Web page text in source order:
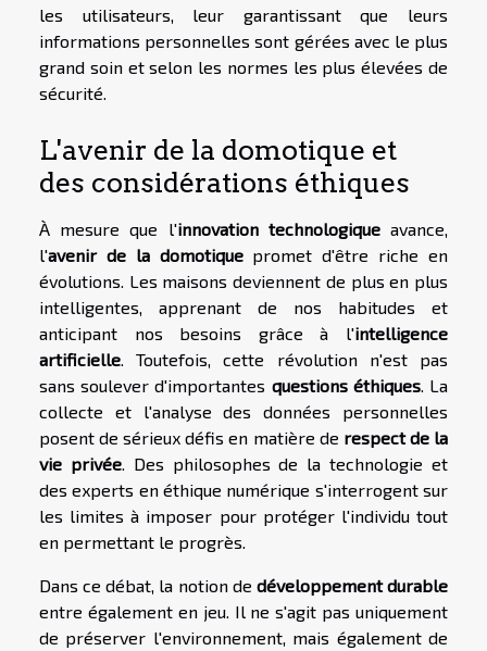
les utilisateurs, leur garantissant que leurs
informations personnelles sont gérées avec le plus
grand soin et selon les normes les plus élevées de
sécurité.
L'avenir de la domotique et
des considérations éthiques
À mesure que l'innovation technologiqueavance,
l'avenir de la domotiquepromet d'être riche en
évolutions. Les maisons deviennent de plus en plus
intelligentes, apprenant de nos habitudes et
anticipant nos besoins grâce à l'intelligence
artificielle. Toutefois, cette révolution n'est pas
sans soulever d'importantes questions éthiques. La
collecte et l'analyse des données personnelles
posent de sérieux défis en matière de respect de la
vie privée. Des philosophes de la technologie et
des experts en éthique numérique s'interrogent sur
les limites à imposer pour protéger l'individu tout
en permettant le progrès.
Dans ce débat, la notion de développement durable
entre également en jeu. Il ne s'agit pas uniquement
de préserver l'environnement, mais également de